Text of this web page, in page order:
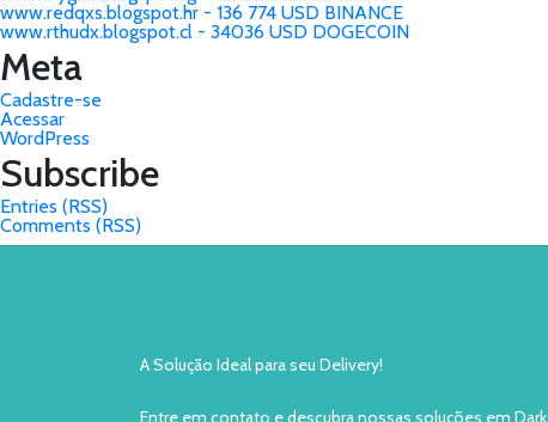
www.redqxs.blogspot.hr - 136 774 USD BINANCE
www.rthudx.blogspot.cl - 34036 USD DOGECOIN
Meta
Cadastre-se
Acessar
WordPress
Subscribe
Entries (RSS)
Comments (RSS)
A Solução Ideal para seu Delivery!
Entre em contato e descubra nossas soluções em Dark